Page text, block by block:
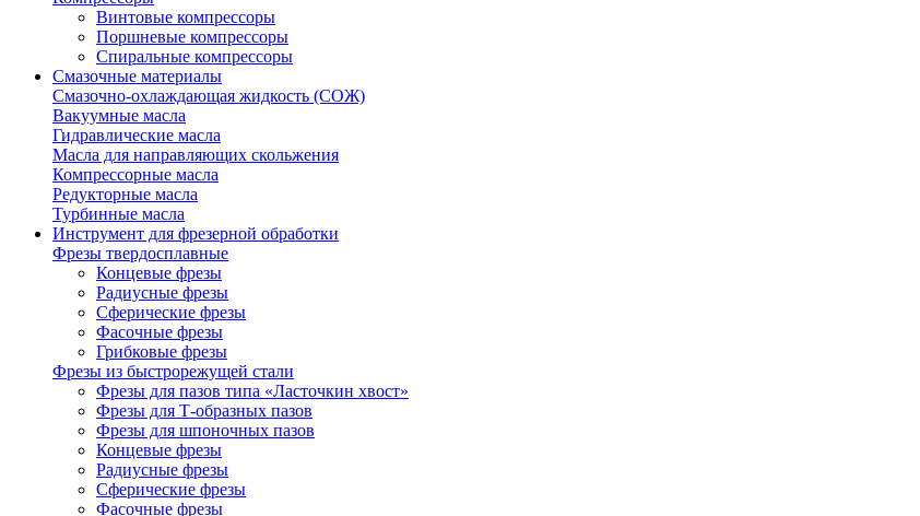
Винтовые компрессоры
Поршневые компрессоры
Спиральные компрессоры
Смазочные материалы
Смазочно-охлаждающая жидкость (СОЖ)
Вакуумные масла
Гидравлические масла
Масла для направляющих скольжения
Компрессорные масла
Редукторные масла
Турбинные масла
Инструмент для фрезерной обработки
Фрезы твердосплавные
Концевые фрезы
Радиусные фрезы
Сферические фрезы
Фасочные фрезы
Грибковые фрезы
Фрезы из быстрорежущей стали
Фрезы для пазов типа «Ласточкин хвост»
Фрезы для Т-образных пазов
Фрезы для шпоночных пазов
Концевые фрезы
Радиусные фрезы
Сферические фрезы
Фасочные фрезы